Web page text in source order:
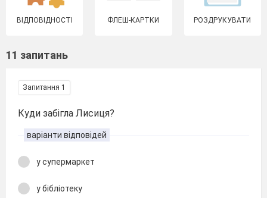
ВІДПОВІДНОСТІ ФЛЕШ-КАРТКИ РОЗДРУКУВАТИ
11 запитань
Запитання 1
Куди забігла Лисиця?
варіанти відповідей
у супермаркет
у бібліотеку